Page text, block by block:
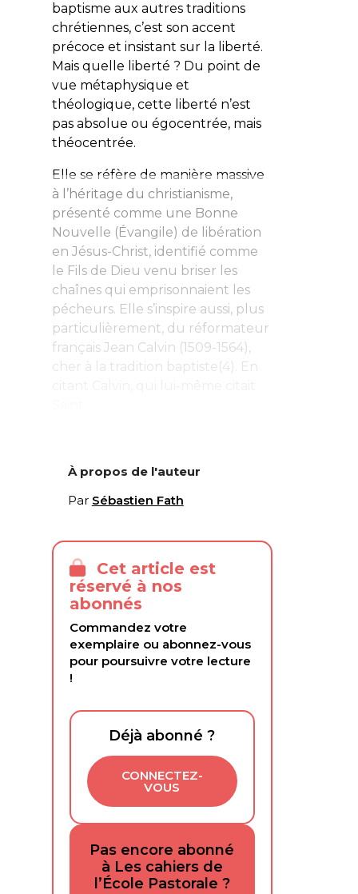
baptisme aux autres traditions
chrétiennes, c’est son accent
précoce et insistant sur la liberté.
Mais quelle liberté ? Du point de
vue métaphysique et
théologique, cette liberté n’est
pas absolue ou égocentrée, mais
théocentrée.
Elle se réfère de manière massive
à l’héritage du christianisme,
présenté comme une Bonne
Nouvelle (Évangile) de libération
en Jésus-Christ, identifié comme
le Fils de Dieu venu briser les
chaînes qui emprisonnaient les
pécheurs. Elle s’inspire aussi, plus
particulièrement, du réformateur
français Jean Calvin (1509-1564),
cher à la tradition baptiste(4). En
À propos de l'auteur
Par Sébastien Fath
Cet article est
réservé à nos
abonnés
Commandez votre
exemplaire ou abonnez-vous
pour poursuivre votre lecture
!
Déjà abonné ?
CONNECTEZ-
VOUS
Pas encore abonné
à Les cahiers de
l’École Pastorale ?